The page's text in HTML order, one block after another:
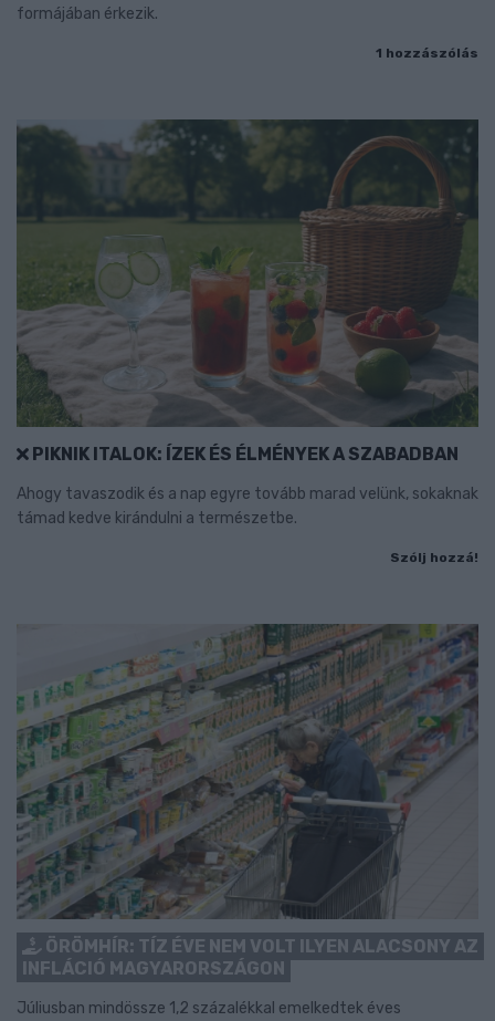
formájában érkezik.
1 hozzászólás
PIKNIK ITALOK: ÍZEK ÉS ÉLMÉNYEK A SZABADBAN
Ahogy tavaszodik és a nap egyre tovább marad velünk, sokaknak
támad kedve kirándulni a természetbe.
Szólj hozzá!
ÖRÖMHÍR: TÍZ ÉVE NEM VOLT ILYEN ALACSONY AZ
INFLÁCIÓ MAGYARORSZÁGON
Júliusban mindössze 1,2 százalékkal emelkedtek éves